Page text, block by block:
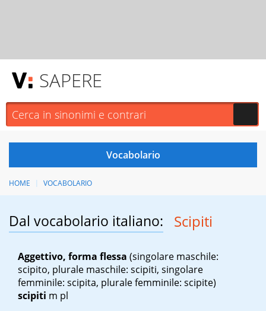
SAPERE
HOME VOCABOLARIO
Dal vocabolario italiano: Scipiti
Aggettivo, forma flessa (singolare maschile:
scipito, plurale maschile: scipiti, singolare
femminile: scipita, plurale femminile: scipite)
scipiti m pl